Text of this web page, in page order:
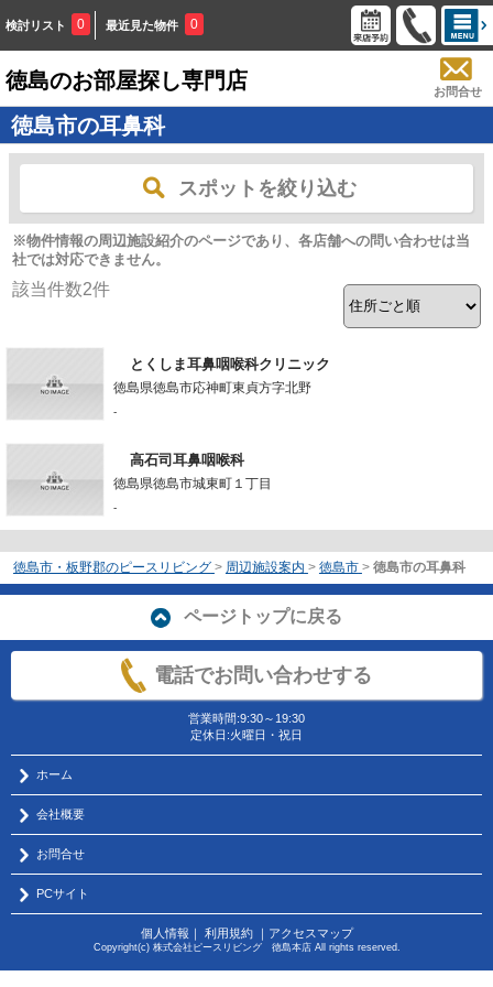
検討リスト 0 最近見た物件 0
徳島のお部屋探し専門店 お問合せ
徳島市の耳鼻科
スポットを絞り込む
※物件情報の周辺施設紹介のページであり、各店舗への問い合わせは当
社では対応できません。
該当件数2件
とくしま耳鼻咽喉科クリニック
徳島県徳島市応神町東貞方字北野
-
高石司耳鼻咽喉科
徳島県徳島市城東町１丁目
-
徳島市・板野郡のピースリビング > 周辺施設案内 > 徳島市 > 徳島市の耳鼻科
ページトップに戻る
電話でお問い合わせする
営業時間:9:30～19:30
定休日:火曜日・祝日
ホーム
会社概要
お問合せ
PCサイト
個人情報 ｜ 利用規約｜ アクセスマップ
Copyright(c) 株式会社ピースリビング 徳島本店 All rights reserved.